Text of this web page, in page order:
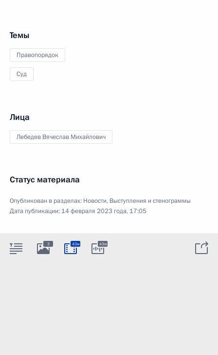
Темы
Правопорядок
Суд
Лица
Лебедев Вячеслав Михайлович
Статус материала
Опубликован в разделах: Новости, Выступления и стенограммы
Дата публикации: 14 февраля 2023 года, 17:05
3 43м 43м